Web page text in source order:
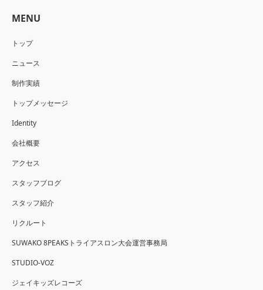
MENU
トップ
ニュース
制作実績
トップメッセージ
Identity
会社概要
アクセス
スタッフブログ
スタッフ紹介
リクルート
SUWAKO 8PEAKSトライアスロン大会運営事務局
STUDIO-VOZ
ジェイキッズレコーズ